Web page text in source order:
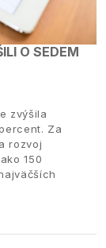
O SEDEM
zvýšila
Za
rozvoj
150